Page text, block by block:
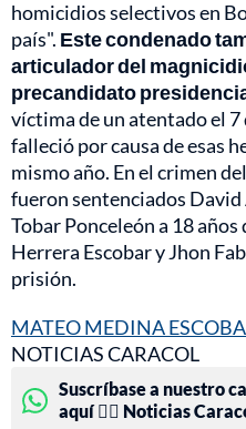
homicidios selectivos en
país". Este condenado
articulador del
precandidato
víctima de un atentado el 7
falleció por causa de esas
mismo año. En el crimen
fueron sentenciados
Tobar Ponceleón a 18
Herrera Escobar y Jhon
prisión.
MATEO MEDINA
NOTICIAS CARACOL
Suscríbase a nuestro
aquí 👉🏻 Noticias